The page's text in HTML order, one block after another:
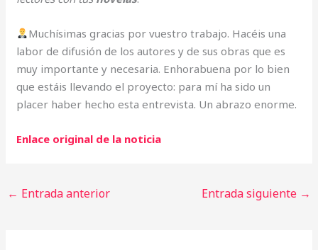
Muchísimas gracias por vuestro trabajo. Hacéis una
labor de difusión de los autores y de sus obras que es
muy importante y necesaria. Enhorabuena por lo bien
que estáis llevando el proyecto: para mí ha sido un
placer haber hecho esta entrevista. Un abrazo enorme.
Enlace original de la noticia
← Entrada anterior Entrada siguiente →